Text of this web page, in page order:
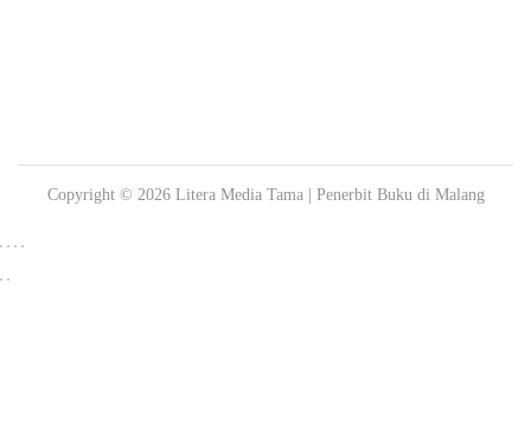
Copyright © 2026 Litera Media Tama| Penerbit Buku di Malang